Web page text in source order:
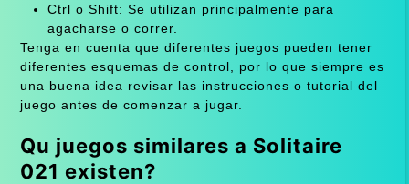
Ctrl o Shift: Se utilizan principalmente para
agacharse o correr.
Tenga en cuenta que diferentes juegos pueden tener
diferentes esquemas de control, por lo que siempre es
una buena idea revisar las instrucciones o tutorial del
juego antes de comenzar a jugar.
Qu juegos similares a Solitaire
021 existen?